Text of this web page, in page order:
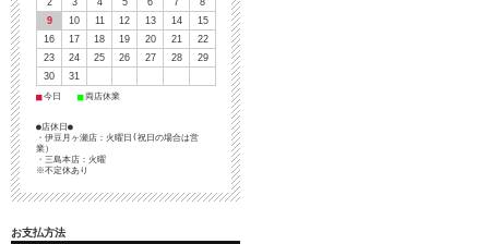
2 3 4 5 6 7
8
9
10 11 12 13 14
15
16
17 18 19 20 21
22
23
24 25 26 27 28
29
30
31
■ 今日 ■ 両店休業
●店休日●
・伊豆月ヶ瀬店：火曜日(祝日の場合は営
業）
・三島本店：火曜
※不定休あり
お支払方法